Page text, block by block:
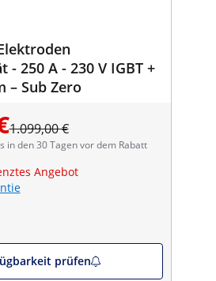
- 250 A - 230 V IGBT +
– Sub Zero
1.099,00 €
in den 30 Tagen vor dem Rabatt
Angebot
prüfen